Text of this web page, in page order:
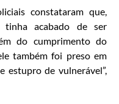
constataram que,
acabado de ser
do cumprimento do
também foi preso em
estupro de vulnerável”,